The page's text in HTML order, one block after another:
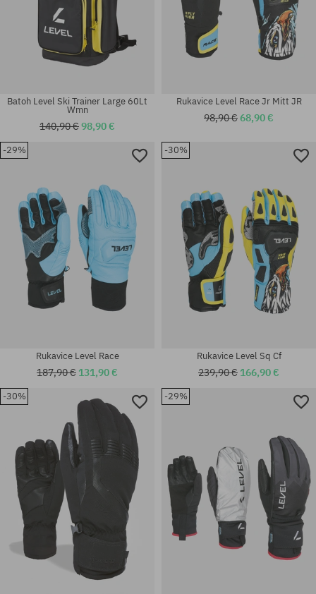
Dostupné veľkosti:
Dostupné veľkosti:
univerzálna veľkosť
Batoh Level Ski Trainer Large 60Lt
Wmn
140,90 €98,90 €
Rukavice Level Race Jr Mitt JR
98,90 €68,90 €
-29%
Rukavice Level Race
187,90 € 131,90 €
-30%
Rukavice Level Sq Cf
239,90 € 166,90 €
-30% -29%